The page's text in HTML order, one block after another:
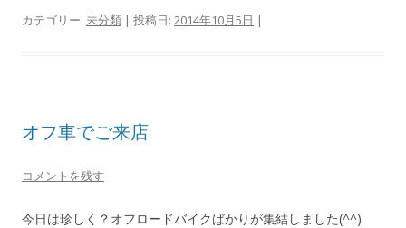
カテゴリー: 未分類 | 投稿日: 2014年10月5日 |
オフ車でご来店
コメントを残す
今日は珍しく？オフロードバイクばかりが集結しました(^^)